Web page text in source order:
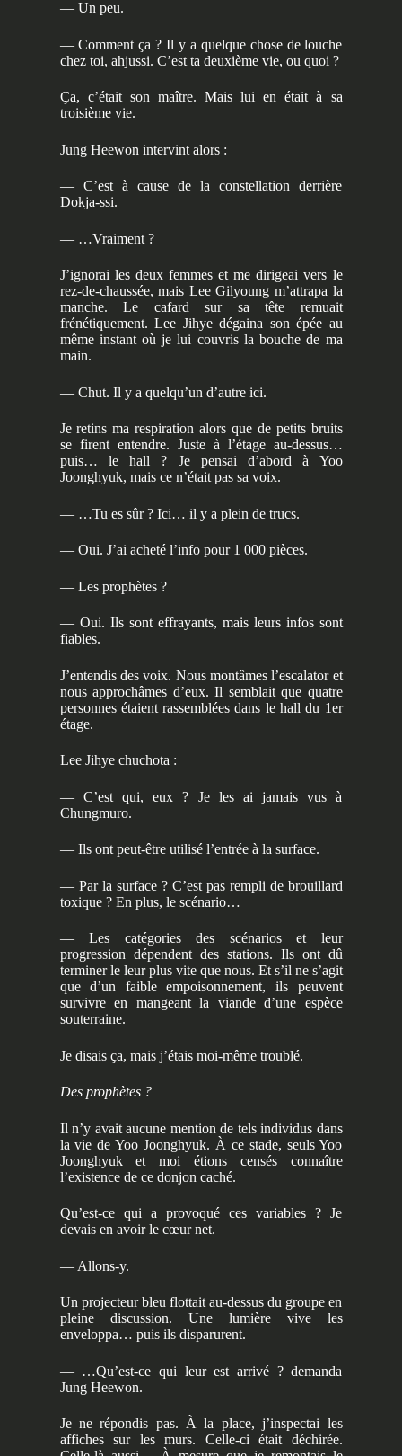
— Un peu.
— Comment ça ? Il y a quelque chose de louche
chez toi, ahjussi. C’est ta deuxième vie, ou quoi ?
Ça, c’était son maître. Mais lui en était à sa
troisième vie.
Jung Heewon intervint alors :
— C’est à cause de la constellation derrière
Dokja-ssi.
— …Vraiment ?
J’ignorai les deux femmes et me dirigeai vers le
rez-de-chaussée, mais Lee Gilyoung m’attrapa la
manche. Le cafard sur sa tête remuait
frénétiquement. Lee Jihye dégaina son épée au
même instant où je lui couvris la bouche de ma
main.
— Chut. Il y a quelqu’un d’autre ici.
Je retins ma respiration alors que de petits bruits
se firent entendre. Juste à l’étage au-dessus…
puis… le hall ? Je pensai d’abord à Yoo
Joonghyuk, mais ce n’était pas sa voix.
— …Tu es sûr ? Ici… il y a plein de trucs.
— Oui. J’ai acheté l’info pour 1 000 pièces.
— Les prophètes ?
— Oui. Ils sont effrayants, mais leurs infos sont
fiables.
J’entendis des voix. Nous montâmes l’escalator et
nous approchâmes d’eux. Il semblait que quatre
personnes étaient rassemblées dans le hall du 1er
étage.
Lee Jihye chuchota :
— C’est qui, eux ? Je les ai jamais vus à
Chungmuro.
— Ils ont peut-être utilisé l’entrée à la surface.
— Par la surface ? C’est pas rempli de brouillard
toxique ? En plus, le scénario…
— Les catégories des scénarios et leur
progression dépendent des stations. Ils ont dû
terminer le leur plus vite que nous. Et s’il ne s’agit
que d’un faible empoisonnement, ils peuvent
survivre en mangeant la viande d’une espèce
souterraine.
Je disais ça, mais j’étais moi-même troublé.
Des prophètes ?
Il n’y avait aucune mention de tels individus dans
la vie de Yoo Joonghyuk. À ce stade, seuls Yoo
Joonghyuk et moi étions censés connaître
l’existence de ce donjon caché.
Qu’est-ce qui a provoqué ces variables ? Je
devais en avoir le cœur net.
— Allons-y.
Un projecteur bleu flottait au-dessus du groupe en
pleine discussion. Une lumière vive les
enveloppa… puis ils disparurent.
— …Qu’est-ce qui leur est arrivé ? demanda
Jung Heewon.
Je ne répondis pas. À la place, j’inspectai les
affiches sur les murs. Celle-ci était déchirée.